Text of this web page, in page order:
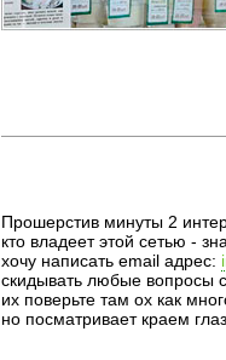
Прошерстив минуты 2
кто владеет этой сетью -
хочу написать email адрес:
скидывать любые вопросы
их поверьте там ох как
но посматривает краем